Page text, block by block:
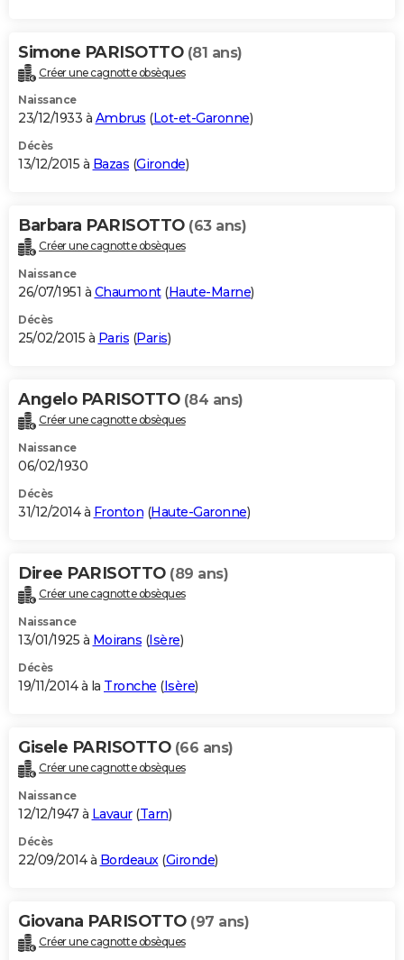
Simone PARISOTTO (81 ans)
Créer une cagnotte obsèques
Naissance
23/12/1933 à Ambrus (Lot-et-Garonne)
Décès
13/12/2015 à Bazas (Gironde)
Barbara PARISOTTO (63 ans)
Créer une cagnotte obsèques
Naissance
26/07/1951 à Chaumont(Haute-Marne)
Décès
25/02/2015 à Paris (Paris)
Angelo PARISOTTO (84 ans)
Créer une cagnotte obsèques
Naissance
06/02/1930
Décès
31/12/2014 à Fronton (Haute-Garonne)
Diree PARISOTTO (89 ans)
Créer une cagnotte obsèques
Naissance
13/01/1925 à Moirans (Isère)
Décès
19/11/2014 à la Tronche (Isère)
Gisele PARISOTTO (66 ans)
Créer une cagnotte obsèques
Naissance
12/12/1947 à Lavaur(Tarn)
Décès
22/09/2014 à Bordeaux(Gironde)
Giovana PARISOTTO (97 ans)
Créer une cagnotte obsèques